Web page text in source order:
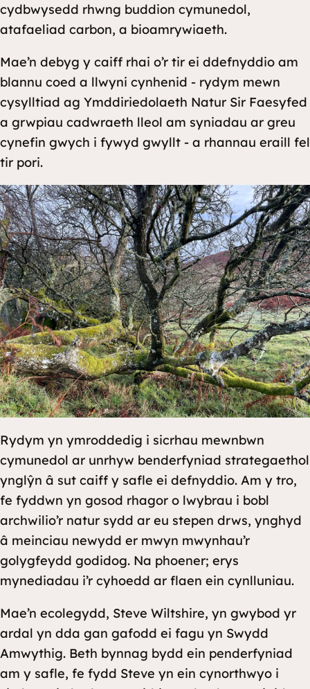
cydbwysedd rhwng buddion cymunedol,
atafaeliad carbon, a bioamrywiaeth.
Mae’n debyg y caiff rhai o’r tir ei ddefnyddio am
blannu coed a llwyni cynhenid - rydym mewn
cysylltiad ag Ymddiriedolaeth Natur Sir Faesyfed
a grwpiau cadwraeth lleol am syniadau ar greu
cynefin gwych i fywyd gwyllt - a rhannau eraill fel
tir pori.
Rydym yn ymroddedig i sicrhau mewnbwn
cymunedol ar unrhyw benderfyniad strategaethol
ynglŷn â sut caiff y safle ei defnyddio. Am y tro,
fe fyddwn yn gosod rhagor o lwybrau i bobl
archwilio’r natur sydd ar eu stepen drws, ynghyd
â meinciau newydd er mwyn mwynhau’r
golygfeydd godidog. Na phoener; erys
mynediadau i’r cyhoedd ar flaen ein cynlluniau.
Mae’n ecolegydd, Steve Wiltshire, yn gwybod yr
ardal yn dda gan gafodd ei fagu yn Swydd
Amwythig. Beth bynnag bydd ein penderfyniad
am y safle, fe fydd Steve yn ein cynorthwyo i